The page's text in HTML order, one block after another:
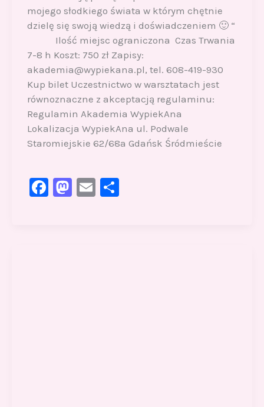
mojego słodkiego świata w którym chętnie
dzielę się swoją wiedzą i doświadczeniem 🙂 “
Ilość miejsc ograniczona Czas Trwania
7-8 h Koszt: 750 zł Zapisy:
akademia@wypiekana.pl, tel. 608-419-930
Kup bilet Uczestnictwo w warsztatach jest
równoznaczne z akceptacją regulaminu:
Regulamin Akademia WypiekAna
Lokalizacja WypiekAna ul. Podwale
Staromiejskie 62/68a Gdańsk Śródmieście
F
M
E